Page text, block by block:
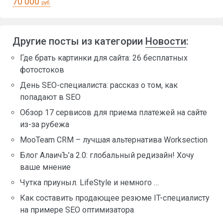
руб.
Другие посты из категории Новости:
Где брать картинки для сайта: 26 бесплатных
фотостоков
День SEO-специалиста: рассказ о том, как
попадают в SEO
Обзор 17 сервисов для приема платежей на сайте
из-за рубежа
MooTeam CRM – лучшая альтернатива Worksection
Блог АлаичЪ’а 2.0: глобальный редизайн! Хочу
ваше мнение
Чутка приуныл. LifeStyle и немного …
Как составить продающее резюме IT-специалисту
на примере SEO оптимизатора